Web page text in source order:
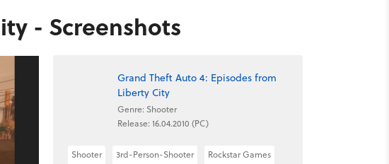
- Screenshots
Grand Theft Auto 4: Episodes from
Liberty City
Genre: Shooter
Release: 16.04.2010 (PC)
Shooter 3rd-Person-Shooter Rockstar Games